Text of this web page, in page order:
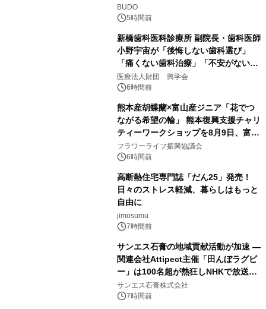
BUDO
5時間前
新橋歯科医科診療所 副院長・歯科医師
小野宇宙が「後悔しない歯科選び」
「痛くない歯科治療」「不安がない治
療計画」をテーマに専門監修
医療法人財団 興学会
6時間前
熊本産胡蝶蘭×富山産ジニア「花でつ
ながる希望の輪」 熊本復興支援チャリ
ティーワークショップを8月9日、富
山・射水で開催
フラワーライフ振興協議会
6時間前
高断熱住宅専門誌「だん25」発売！
日々のストレス軽減、暮らしはもっと
自由に
jimosumu
7時間前
サンエス石膏の地域貢献活動が加速 ―
関連会社Attipect主催「田んぼラグビ
ー」は100名超が熱狂しNHKで放送さ
れました。
サンエス石膏株式会社
7時間前